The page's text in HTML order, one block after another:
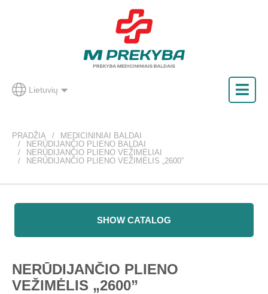
Lietuvių
PRADŽIA
MEDICININIAI BALDAI
NERŪDIJANČIO PLIENO BALDAI
NERŪDIJANČIO PLIENO VEŽIMĖLIAI
NERŪDIJANČIO PLIENO VEŽIMĖLIS „2600”
SHOW CATALOG
NERŪDIJANČIO PLIENO
VEŽIMĖLIS „2600”